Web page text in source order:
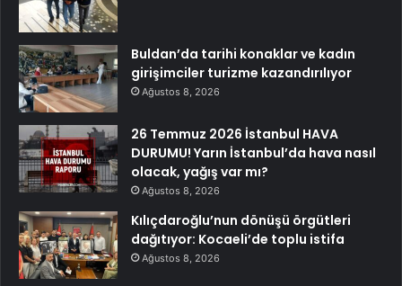
Buldan’da tarihi konaklar ve kadın
girişimciler turizme kazandırılıyor
Ağustos 8, 2026
26 Temmuz 2026 İstanbul HAVA
DURUMU! Yarın İstanbul’da hava nasıl
olacak, yağış var mı?
Ağustos 8, 2026
Kılıçdaroğlu’nun dönüşü örgütleri
dağıtıyor: Kocaeli’de toplu istifa
Ağustos 8, 2026